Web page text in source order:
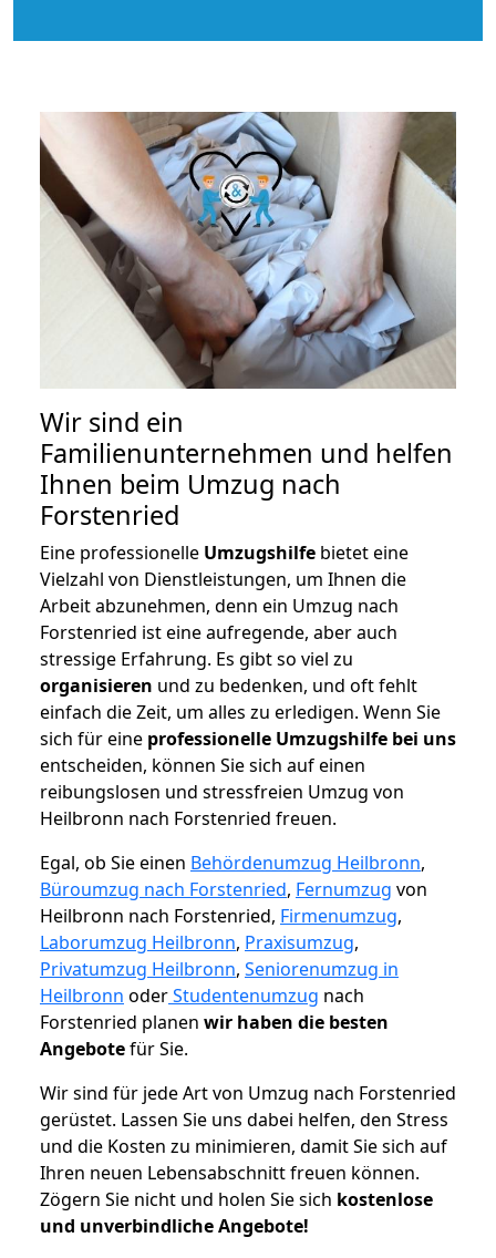
Wir sind ein
Familienunternehmen und helfen
Ihnen beim Umzug nach
Forstenried
Eine professionelle Umzugshilfe bietet eine
Vielzahl von Dienstleistungen, um Ihnen die
Arbeit abzunehmen, denn ein Umzug nach
Forstenried ist eine aufregende, aber auch
stressige Erfahrung. Es gibt so viel zu
organisieren und zu bedenken, und oft fehlt
einfach die Zeit, um alles zu erledigen. Wenn Sie
sich für eine professionelle Umzugshilfe bei uns
entscheiden, können Sie sich auf einen
reibungslosen und stressfreien Umzug von
Heilbronn nach Forstenried freuen.
Egal, ob Sie einen Behördenumzug Heilbronn,
Büroumzug nach Forstenried, Fernumzug von
Heilbronn nach Forstenried, Firmenumzug,
Laborumzug Heilbronn, Praxisumzug,
Privatumzug Heilbronn, Seniorenumzug in
Heilbronn oderStudentenumzug nach
Forstenried planen wir haben die besten
Angebotefür Sie.
Wir sind für jede Art von Umzug nach Forstenried
gerüstet. Lassen Sie uns dabei helfen, den Stress
und die Kosten zu minimieren, damit Sie sich auf
Ihren neuen Lebensabschnitt freuen können.
Zögern Sie nicht und holen Sie sich kostenlose
und unverbindliche Angebote!